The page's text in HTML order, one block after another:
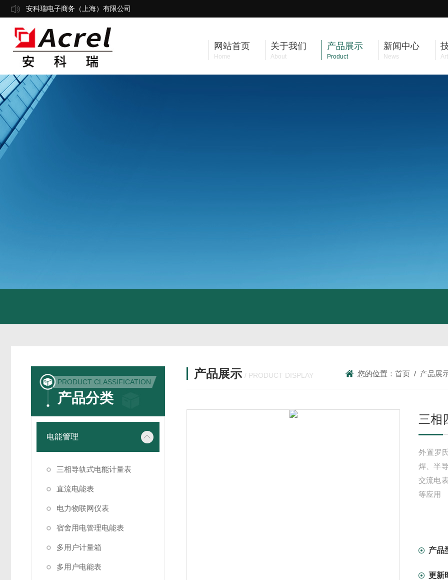
安科瑞电子商务（上海）有限公司
网站首页
Home
关于我们
About
产品展示
Product
新闻中心
News
PRODUCT CLASSIFICATION
产品分类
电能管理
三相导轨式电能计量表
直流电能表
电力物联网仪表
宿舍用电管理电能表
多用户计量箱
多用户电能表
产品展示 / PRODUCT DISPLAY 您的位置：首页 / 产品展
三相
外置罗
焊、半
交流电
等应用
产品
更新